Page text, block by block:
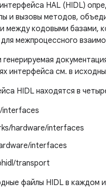
HAL (HIDL)
и вызовы методов,
между кодовыми базами,
межпроцессного
генерируемая
интерфейса см. в
HIDL находятся в
interfaces
hardware/interfaces
interfaces
transport
файлы HIDL в каждом